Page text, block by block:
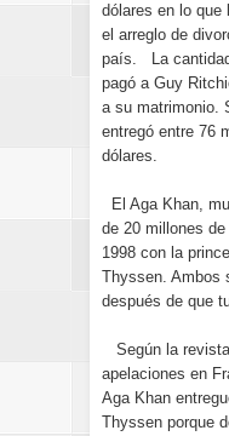
dólares en lo que
el arreglo de
país. La
pagó a Guy
a su matrimonio.
entregó entre 76
dólares.
El Aga Khan,
de 20 millones
1998 con la
Thyssen. Ambos
después de que
Según la
apelaciones en
Aga Khan
Thyssen porque